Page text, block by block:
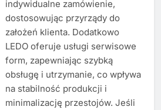
indywidualne zamówienie,
dostosowując przyrządy do
założeń klienta. Dodatkowo
LEDO oferuje usługi serwisowe
form, zapewniając szybką
obsługę i utrzymanie, co wpływa
na stabilność produkcji i
minimalizację przestojów. Jeśli